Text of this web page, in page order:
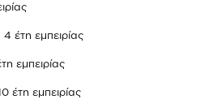
έτη εμπειρίας
εμπειρίας
έτη εμπειρίας